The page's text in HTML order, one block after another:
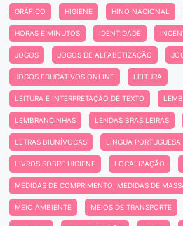
GRÁFICO HIGIENE HINO NACIONAL
HORAS E MINUTOS IDENTIDADE
JOGOS JOGOS DE ALFABETIZAÇÃO
JOGOS EDUCATIVOS ONLINE LEITURA
LEITURA E INTERPRETAÇÃO DE TEXTO
LEMBRANCINHAS LENDAS BRASILEIRAS
LETRAS BIUNÍVOCAS LÍNGUA PORTUGUESA
LIVROS SOBRE HIGIENE LOCALIZAÇÃO
MEDIDAS DE COMPRIMENTO; MEDIDAS DE
MEIO AMBIENTE MEIOS DE TRANSPORTE